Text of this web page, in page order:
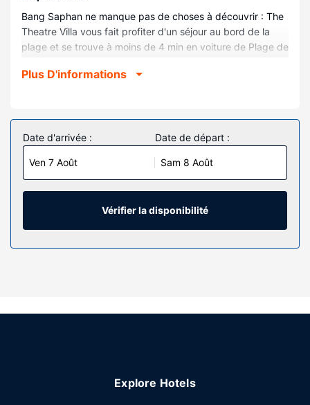
Bang Saphan ne manque pas de choses à découvrir : The
Theatre Villa vous fait profiter d'un séjour au bord de la
plage et se trouve à moins de 4 min en voiture de Plage de
km de Plage de Ban Krut et à 5,3 km de Temple
Les 10 chambres climatisées de l'hébergement vous
invitent à la détente et comprennent un réfrigérateur.
L'accès Wi-Fi à Internet gratuit vous permet de rester en
contact avec le reste du monde. Les prestations offertes
par l'hébergement comprennent de l'eau minérale (offerte)
et le service d'entretien est assuré tous les jours.
Les services sur place
Des massages vous attendent pour des moments de pur
vélos. Parmi les services et équipements offerts par cet
Pendant votre séjour dans cet hôtel, profitez du restaurant
Plus D'informations
Date d'arrivée :
Ven 7 Août
Date de départ :
Sam 8 Août
Vérifier la disponibilité
Explore Hotels